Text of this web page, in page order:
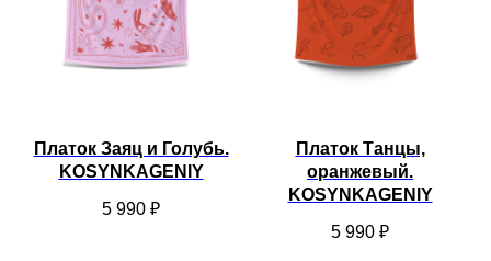
Платок Заяц и Голубь.
KOSYNKAGENIY
5 990 ₽
Платок Танцы,
оранжевый.
KOSYNKAGENIY
5 990 ₽